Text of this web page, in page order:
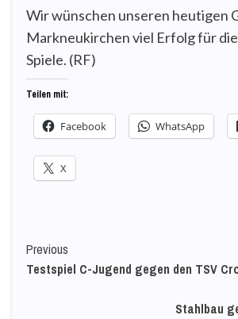
Wir wünschen unseren heutigen
Markneukirchen viel Erfolg für
Spiele. (RF)
Teilen mit:
Facebook WhatsApp
X
Continue
Reading
Previous
Testspiel C-Jugend gegen den TSV
Stahlbau